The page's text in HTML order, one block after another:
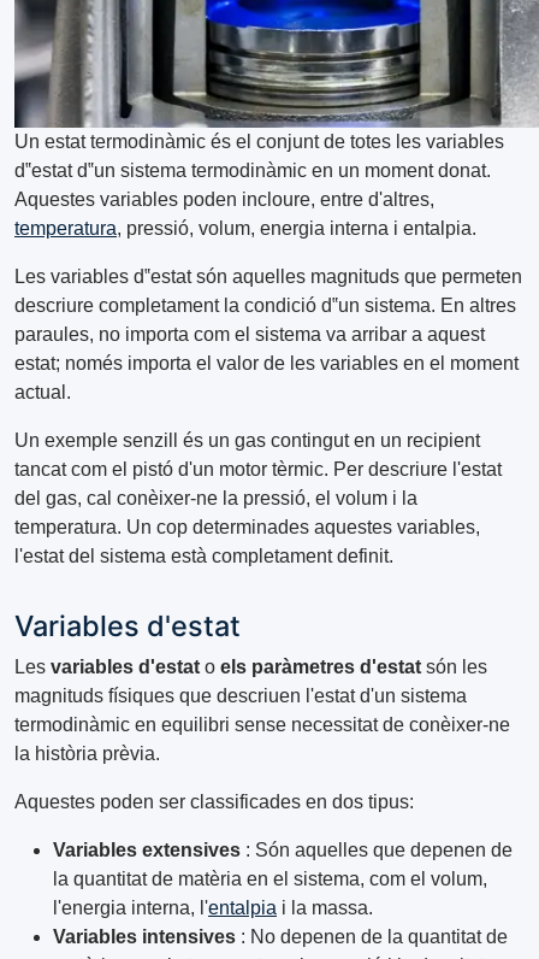
Un estat termodinàmic és el conjunt de totes les variables
d‟estat d‟un sistema termodinàmic en un moment donat.
Aquestes variables poden incloure, entre d'altres,
temperatura, pressió, volum, energia interna i entalpia.
Les variables d‟estat són aquelles magnituds que permeten
descriure completament la condició d‟un sistema. En altres
paraules, no importa com el sistema va arribar a aquest
estat; només importa el valor de les variables en el moment
actual.
Un exemple senzill és un gas contingut en un recipient
tancat com el pistó d'un motor tèrmic. Per descriure l'estat
del gas, cal conèixer-ne la pressió, el volum i la
temperatura. Un cop determinades aquestes variables,
l'estat del sistema està completament definit.
Variables d'estat
Les variables d'estat o els paràmetres d'estat són les
magnituds físiques que descriuen l'estat d'un sistema
termodinàmic en equilibri sense necessitat de conèixer-ne
la història prèvia.
Aquestes poden ser classificades en dos tipus:
Variables extensives : Són aquelles que depenen de
la quantitat de matèria en el sistema, com el volum,
l'energia interna, l'entalpia i la massa.
Variables intensives : No depenen de la quantitat de